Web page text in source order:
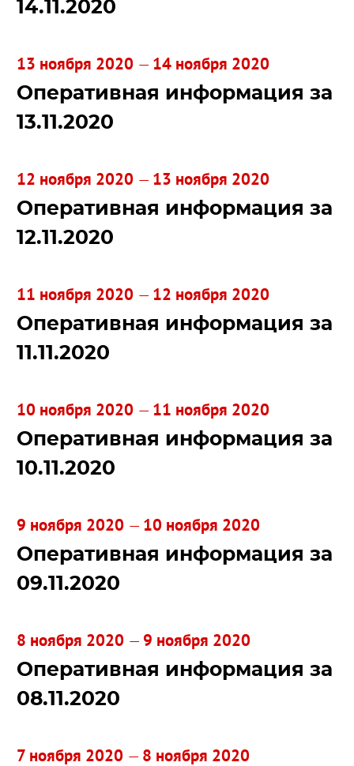
14.11.2020
13 ноября 2020 — 14 ноября 2020
Оперативная информация за
13.11.2020
12 ноября 2020 — 13 ноября 2020
Оперативная информация за
12.11.2020
11 ноября 2020 — 12 ноября 2020
Оперативная информация за
11.11.2020
10 ноября 2020 — 11 ноября 2020
Оперативная информация за
10.11.2020
9 ноября 2020 — 10 ноября 2020
Оперативная информация за
09.11.2020
8 ноября 2020 — 9 ноября 2020
Оперативная информация за
08.11.2020
7 ноября 2020 — 8 ноября 2020